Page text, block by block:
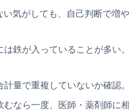
気がしても、自己判断で増
鉄が入っていることが多い。
量で重複していないか確認。
むなら一度、医師・薬剤師に